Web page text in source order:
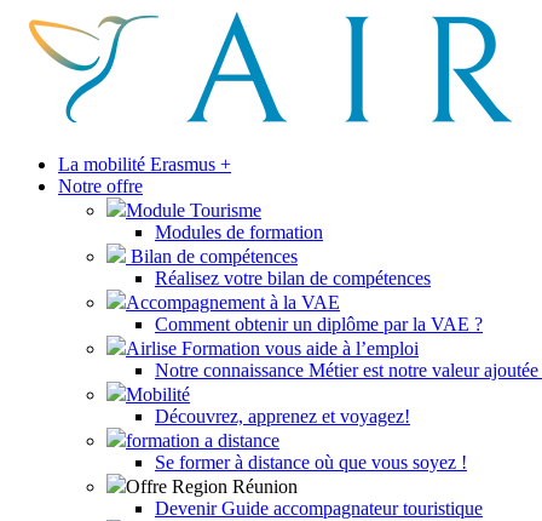
La mobilité Erasmus +
Notre offre
Module Tourisme
Modules de formation
Bilan de compétences
Réalisez votre bilan de compétences
Accompagnement à la VAE
Comment obtenir un diplôme par la VAE ?
Airlise Formation vous aide à l’emploi
Notre connaissance Métier est notre valeur
Mobilité
Découvrez, apprenez et voyagez!
formation a distance
Se former à distance où que vous soyez !
Offre Region Réunion
Devenir Guide accompagnateur touristique